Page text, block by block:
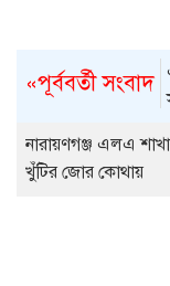
«পূর্ববর্তী সংবাদ
নারায়ণগঞ্জ এলএ
খুঁটির জোর কোথায়